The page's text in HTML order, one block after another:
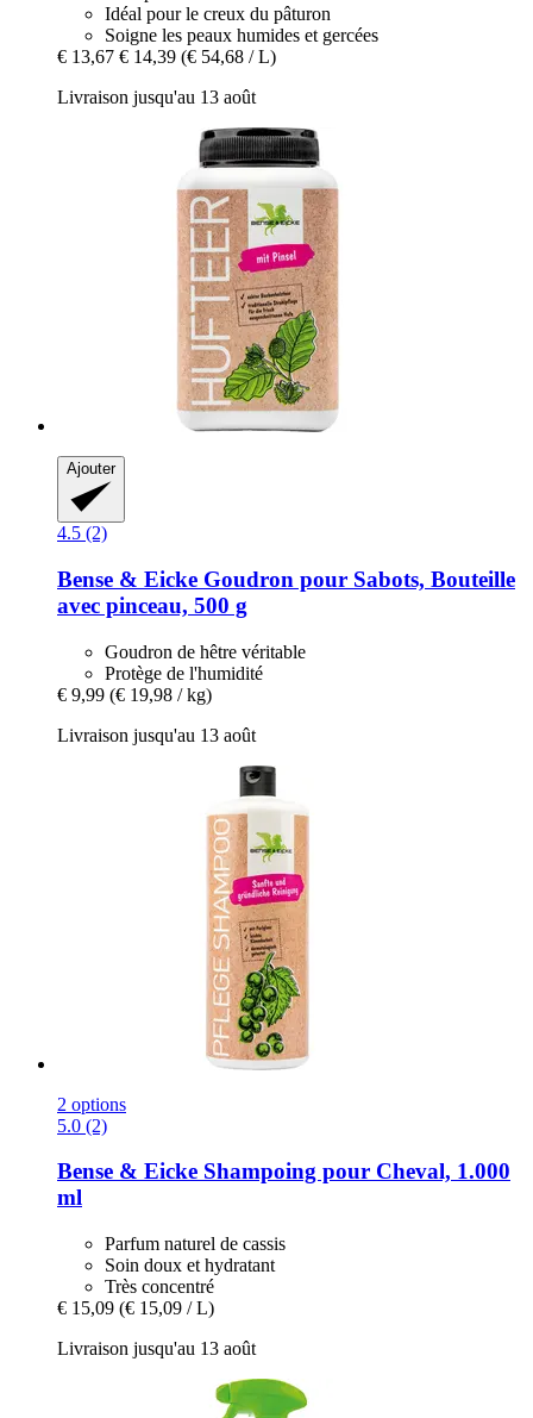
Idéal pour le creux du pâturon
Soigne les peaux humides et gercées
€ 13,67 € 14,39 (€ 54,68 / L)
Livraison jusqu'au 13 août
Ajouter
4.5 (2)
Bense & Eicke Goudron pour Sabots, Bouteille
avec pinceau, 500 g
Goudron de hêtre véritable
Protège de l'humidité
€ 9,99 (€ 19,98 / kg)
Livraison jusqu'au 13 août
2 options
5.0 (2)
Bense & Eicke Shampoing pour Cheval, 1.000
ml
Parfum naturel de cassis
Soin doux et hydratant
Très concentré
€ 15,09 (€ 15,09 / L)
Livraison jusqu'au 13 août